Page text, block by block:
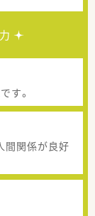
す。
間関係が良好